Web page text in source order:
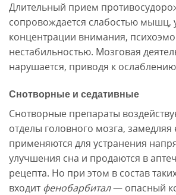
Длительный прием
сопровождается слабостью мышц,
концентрации внимания,
нестабильностью. Мозговая
нарушается, приводя к
Снотворные и седативные
Снотворные препараты
отделы головного мозга, замедляя
применяются для устранения
улучшения сна и продаются в
рецепта. Но при этом в состав
входитфенобарбитал— опасный